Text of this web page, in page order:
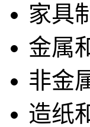
家具
金属
非金
造纸